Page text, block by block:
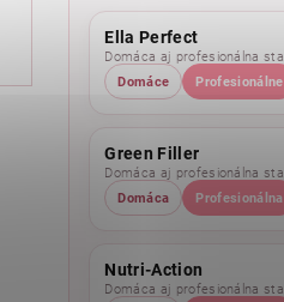
Ella Perfect
Domáca aj profesionálna
Domáce
Profesionálne
Green Filler
Domáca aj profesionálna
Domáca
Profesionálna
Nutri-Action
Domáca aj profesionálna